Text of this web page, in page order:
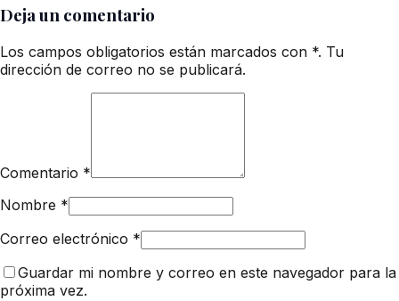
Deja un comentario
Los campos obligatorios están marcados con *. Tu
dirección de correo no se publicará.
Comentario *
Nombre *
Correo electrónico *
Guardar mi nombre y correo en este navegador para la
próxima vez.